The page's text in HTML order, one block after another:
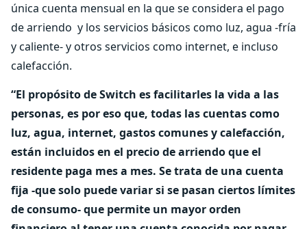
única cuenta mensual en la que se considera el pago
de arriendo y los servicios básicos como luz, agua -fría
y caliente- y otros servicios como internet, e incluso
calefacción.
“El propósito de Switch es facilitarles la vida a las
personas, es por eso que, todas las cuentas como
luz, agua, internet, gastos comunes y calefacción,
están incluidos en el precio de arriendo que el
residente paga mes a mes. Se trata de una cuenta
fija -que solo puede variar si se pasan ciertos límites
de consumo- que permite un mayor orden